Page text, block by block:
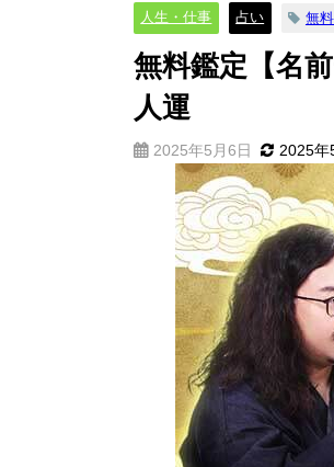
人生・仕事 占い 無
無料鑑定【名
人運
2025年5月6日 2025年